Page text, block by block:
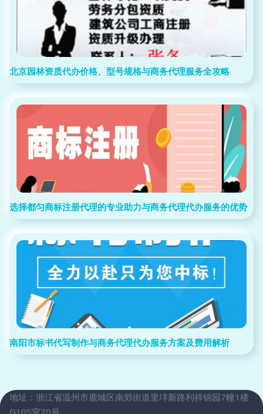
北京园林资质代办价格、型号规格与商务代理服务全攻略
选择都匀商标注册代理的专业助力与商务代理代办服务的优势
南阳市标书代写制作与商务代理代办服务方案及费用解析
地址：浙江省温州市鹿城区南郊街道里垟新路利祥锦园7幢1楼
G105室70号